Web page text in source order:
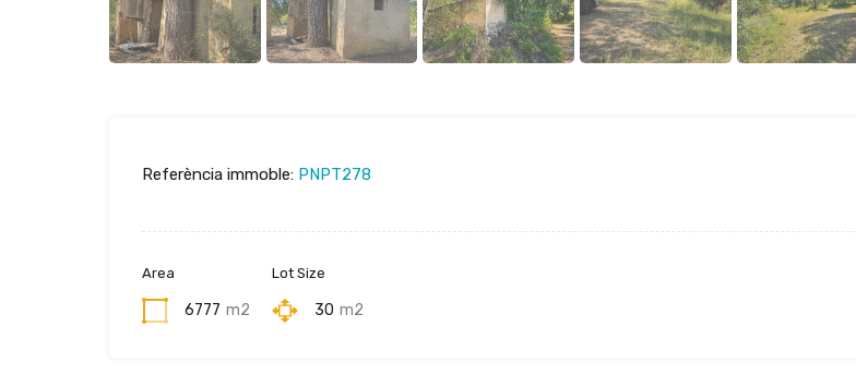
Referència immoble: PNPT278
Area
6777 m2
Lot Size
30 m2